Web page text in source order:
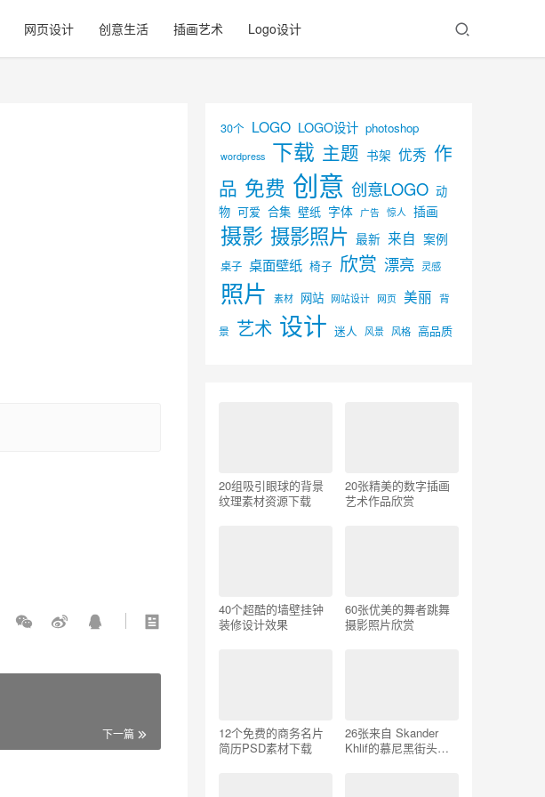
网页设计 创意生活 插画艺术 Logo设计
下一篇
30个 LOGO LOGO设计 photoshop
wordpress 下载 主题 书架 优秀 作
品 免费 创意 创意LOGO 动
物 可爱 合集 壁纸 字体 广告 惊人 插画
摄影 摄影照片 最新 来自 案例
桌子 桌面壁纸 椅子 欣赏 漂亮 灵感
照片 素材 网站 网站设计 网页 美丽 背
景 艺术 设计 迷人 风景 风格 高品质
20组吸引眼球的背景
纹理素材资源下载
20张精美的数字插画
艺术作品欣赏
40个超酷的墙壁挂钟
装修设计效果
60张优美的舞者跳舞
摄影照片欣赏
12个免费的商务名片
简历PSD素材下载
26张来自 Skander
Khlif的慕尼黑街头摄